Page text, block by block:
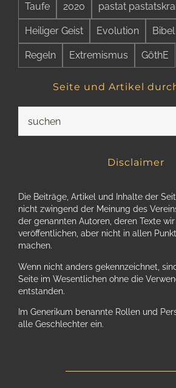
Taufe 2020 pastat
Heiliger Geist Evolution Bibel
Regeln Extremismus GöthE
Seite und Artikel
nach:
Disclaimer
Die Beiträge, Artikel und Inhalte der
nicht zwingend der Meinung des
der genannten Autoren, deren Texte
veröffentlichen, aber nicht in allen
machen.
Wenn nicht anders gekennzeichnet,
Seite im Wesentlichen ohne die
entstanden.
Im Generikum benannte Rollen und
alle Geschlechter ein.